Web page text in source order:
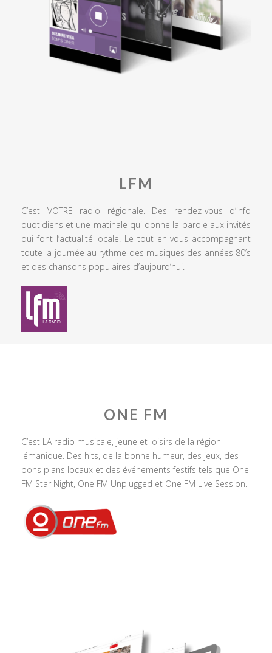
LFM
C’est VOTRE radio régionale. Des rendez-vous d’info
quotidiens et une matinale qui donne la parole aux invités
qui font l’actualité locale. Le tout en vous accompagnant
toute la journée au rythme des musiques des années 80’s
et des chansons populaires d’aujourd’hui.
ONE FM
C’est LA radio musicale, jeune et loisirs de la région
lémanique. Des hits, de la bonne humeur, des jeux, des
bons plans locaux et des événements festifs tels que One
FM Star Night, One FM Unplugged et One FM Live Session.